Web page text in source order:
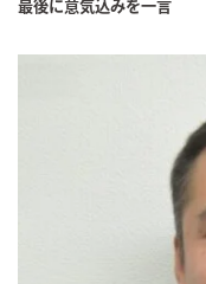
最後に意気込みを一言